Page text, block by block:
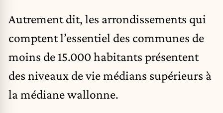
Autrement dit, les arrondissements qui
comptent l’essentiel des communes de
moins de 15.000 habitants présentent
des niveaux de vie médians supérieurs à
la médiane wallonne.